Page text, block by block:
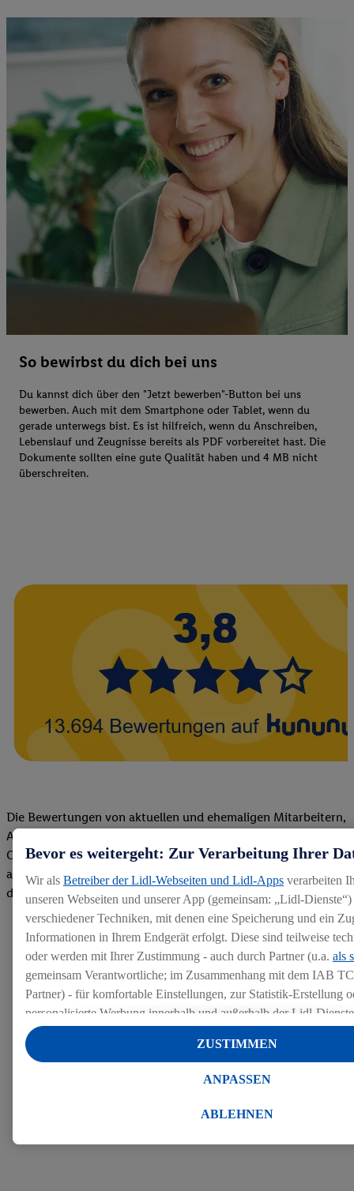
So bewirbst du dich bei uns
Du kannst dich über den "Jetzt bewerben"-Button bei uns
bewerben. Auch mit dem Smartphone oder Tablet, wenn du
gerade unterwegs bist. Es ist hilfreich, wenn du Anschreiben,
Lebenslauf und Zeugnisse bereits als PDF vorbereitet hast. Die
Dokumente sollten eine gute Qualität haben und 4 MB nicht
überschreiten.
Die Bewertungen von aktuellen und ehemaligen Mitarbeitern,
Azubis und externen Bewerbern haben uns zu einer Top
Company gemacht. Wir freuen uns über unseren guten Score
auf dem Arbeitgeber-Bewertungsportal kununu.Hier geht's zu
den Bewertungen
Bevor es weitergeht: Zur Verarbeitung Ihrer
Wir als Betreiber der Lidl-Webseiten und Lidl-Apps verarbeiten
unseren Webseiten und unserer App (gemeinsam: „Lidl-
verschiedener Techniken, mit denen eine Speicherung und ein
Informationen in Ihrem Endgerät erfolgt. Diese sind teilweise
oder werden mit Ihrer Zustimmung - auch durch Partner (u.a. als
gemeinsam Verantwortliche; im Zusammenhang mit dem IAB
Partner) - für komfortable Einstellungen, zur Statistik-Erstellung
personalisierte Werbung innerhalb und außerhalb der Lidl-
Datenverarbeitungen für personalisierte Werbung werden
Werbung auszusteuern und um Dritten die Ausspielung von
werden für diese Zwecke auch Daten aus Ihrem Filial-
Diensten zur Verfügung gestellt, damit dieser alseigenständig
ABLEHNEN
ANPASSEN
ZUSTIMMEN